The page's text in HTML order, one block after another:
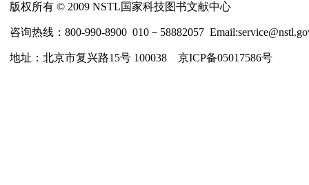
版权所有 © 2009 NSTL国家科技图书文献中心
咨询热线：800-990-8900 010－58882057
地址：北京市复兴路15号 100038 京ICP备05017586号